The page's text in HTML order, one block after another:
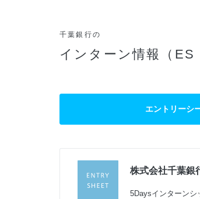
千葉銀行の
インターン情報（ES
エントリーシ
株式会社千葉銀
5Daysインターン